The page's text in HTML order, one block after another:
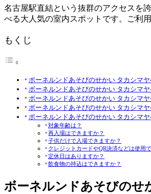
名古屋駅直結という抜群のアクセスを
べる大人気の室内スポットです。ご利
もくじ
ボーネルンドあそびのせかい タカシマ
ボーネルンドあそびのせかい タカシマ
ボーネルンドあそびのせかい タカシマ
ボーネルンドあそびのせかい タカシマ
ボーネルンドあそびのせかい タカシマ
対象年齢は？
再入場はできますか？
子供だけで入場できますか？
クレジットカードやQR決済などは使用
定休日はありますか？
飲食物の持込はできますか？
ボーネルンドあそびのせ